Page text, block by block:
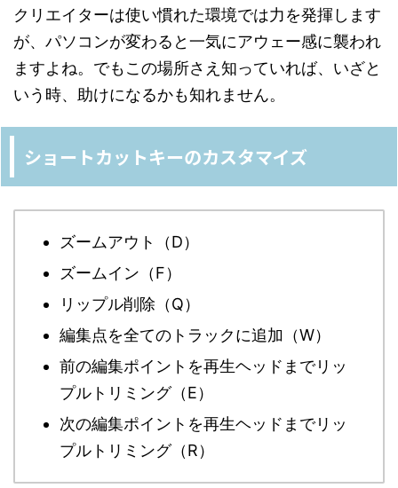
クリエイターは使い慣れた環境では力を発揮します
が、パソコンが変わると一気にアウェー感に襲われ
ますよね。でもこの場所さえ知っていれば、いざと
いう時、助けになるかも知れません。
ショートカットキーのカスタマイズ
ズームアウト（D）
ズームイン（F）
リップル削除（Q）
編集点を全てのトラックに追加（W）
前の編集ポイントを再生ヘッドまでリッ
プルトリミング（E）
次の編集ポイントを再生ヘッドまでリッ
プルトリミング（R）